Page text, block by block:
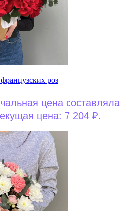
роз
цена составляла
цена: 7 204 ₽.